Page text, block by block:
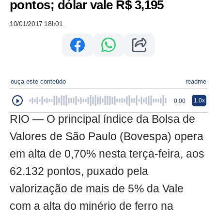
pontos; dólar vale R$ 3,195
10/01/2017 18h01
ouça este conteúdo readme
0:00 1.0x
RIO — O principal índice da Bolsa de
Valores de São Paulo (Bovespa) opera
em alta de 0,70% nesta terça-feira, aos
62.132 pontos, puxado pela
valorização de mais de 5% da Vale
com a alta do minério de ferro na